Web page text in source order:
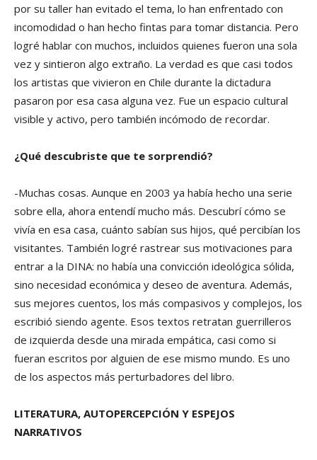
por su taller han evitado el tema, lo han enfrentado con
incomodidad o han hecho fintas para tomar distancia. Pero
logré hablar con muchos, incluidos quienes fueron una sola
vez y sintieron algo extraño. La verdad es que casi todos
los artistas que vivieron en Chile durante la dictadura
pasaron por esa casa alguna vez. Fue un espacio cultural
visible y activo, pero también incómodo de recordar.
¿Qué descubriste que te sorprendió?
-Muchas cosas. Aunque en 2003 ya había hecho una serie
sobre ella, ahora entendí mucho más. Descubrí cómo se
vivía en esa casa, cuánto sabían sus hijos, qué percibían los
visitantes. También logré rastrear sus motivaciones para
entrar a la DINA: no había una convicción ideológica sólida,
sino necesidad económica y deseo de aventura. Además,
sus mejores cuentos, los más compasivos y complejos, los
escribió siendo agente. Esos textos retratan guerrilleros
de izquierda desde una mirada empática, casi como si
fueran escritos por alguien de ese mismo mundo. Es uno
de los aspectos más perturbadores del libro.
LITERATURA, AUTOPERCEPCIÓN Y ESPEJOS
NARRATIVOS